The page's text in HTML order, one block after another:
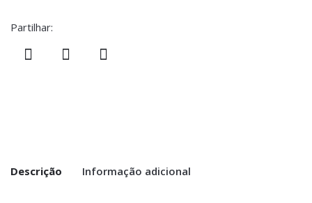
Partilhar:
Descrição Informação adicional